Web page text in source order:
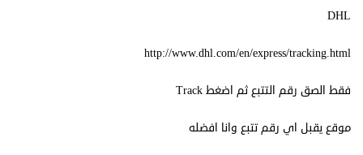
DHL
http://www.dhl.com/en/express/tracking.html
فقط الصق رقم التتبع ثم اضغط Track
موقع يقبل اي رقم تتبع وانا افضله